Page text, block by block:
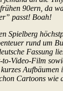
90ern, da
passt! Boah!
Spielberg
rund um
Fassung
Video-Film
Cartoons